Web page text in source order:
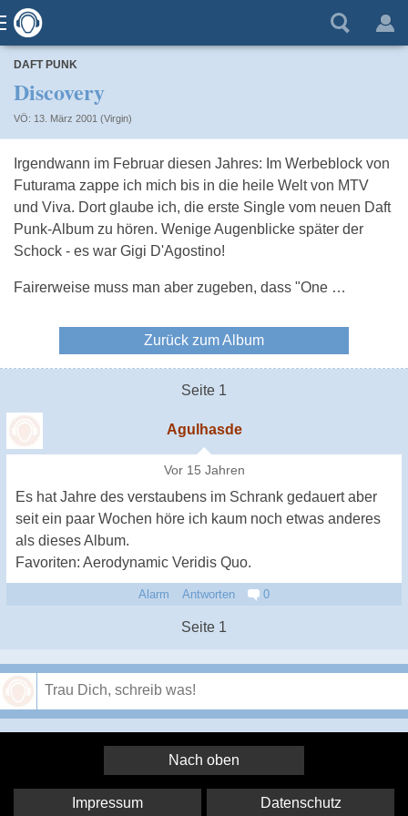
DAFT PUNK
Discovery
VÖ: 13. März 2001 (Virgin)
Irgendwann im Februar diesen Jahres: Im Werbeblock von
Futurama zappe ich mich bis in die heile Welt von MTV
und Viva. Dort glaube ich, die erste Single vom neuen Daft
Punk-Album zu hören. Wenige Augenblicke später der
Schock - es war Gigi D'Agostino!
Fairerweise muss man aber zugeben, dass "One …
Zurück zum Album
Seite 1
Agulhasde
Vor 15 Jahren
Es hat Jahre des verstaubens im Schrank gedauert aber
seit ein paar Wochen höre ich kaum noch etwas anderes
als dieses Album.
Favoriten: Aerodynamic Veridis Quo.
Alarm Antworten 0
Seite 1
Nach oben
Impressum Datenschutz